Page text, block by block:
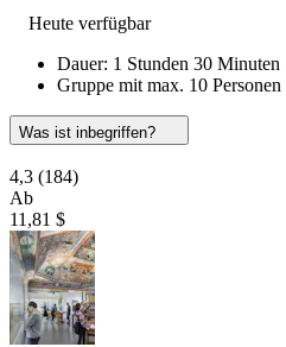
Heute verfügbar
Dauer: 1 Stunden 30 Minuten
Gruppe mit max. 10 Personen
Was ist inbegriffen?
4,3 (184)
Ab
11,81 $